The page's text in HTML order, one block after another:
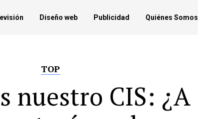
Diseño web Publicidad Quiénes Somos
TOP
nuestro CIS: ¿A